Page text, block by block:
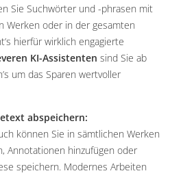
Sie Suchwörter und -phrasen mit
Werken oder in der gesamten
hierfür wirklich engagierte
KI-Assistenten sind Sie ab
um das Sparen wertvoller
abspeichern:
können Sie in sämtlichen Werken
Annotationen hinzufügen oder
speichern. Modernes Arbeiten